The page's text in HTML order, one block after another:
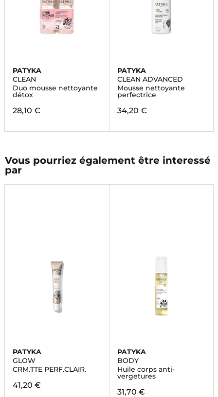
PATYKA
CLEAN
Duo mousse nettoyante
détox
28,10 €
PATYKA
CLEAN ADVANCED
Mousse nettoyante
perfectrice
34,20 €
Vous pourriez également être interessé
par
PATYKA
GLOW
CRM.TTE PERF.CLAIR.
41,20 €
PATYKA
BODY
Huile corps anti-
vergetures
31,70 €